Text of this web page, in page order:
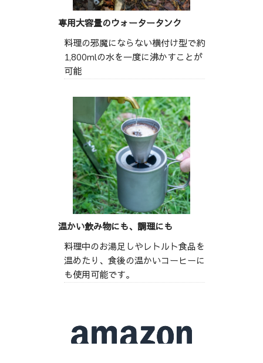
専用大容量のウォータータンク
料理の邪魔にならない横付け型で約
1,800mlの水を一度に沸かすことが
可能
温かい飲み物にも、調理にも
料理中のお湯足しやレトルト食品を
温めたり、食後の温かいコーヒーに
も使用可能です。